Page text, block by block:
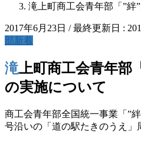
滝上町商工会青年部「”絆
2017年6月23日 / 最終更新日 :
部新着
滝上町商工会青年部「”絆”感謝運動」
の実施について
商工会青年部全国統一事業「”
号沿いの「道の駅たきのうえ」